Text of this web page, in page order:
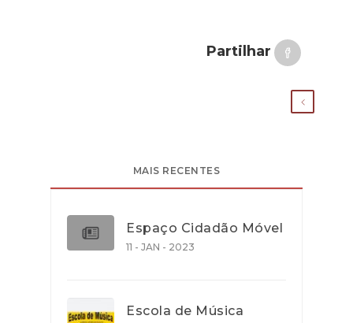
Partilhar
MAIS RECENTES
Espaço Cidadão Móvel
11 - JAN - 2023
Escola de Música